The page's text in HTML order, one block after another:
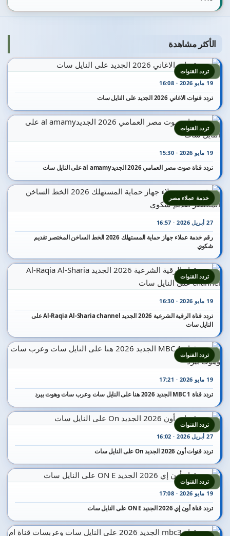
الأكثر مشاهدة
1
19 مايو 2026 · 16:08
تردد قنوات الاغاني 2026 الجديد على النايل سات
تردد القنوات
2
19 مايو 2026 · 15:30
تردد قناة صوت مصر العمامي 2026 الجديدal amamy على النايل سات
تردد القنوات
3
27 أبريل 2026 · 16:57
رقم خدمة عملاء جهاز حماية المستهلك 2026 الخط الساخن المختصر تقديم
شكوي
خدمة عملاء مصر
4
19 مايو 2026 · 16:30
تردد قناة الرقية الشرعية 2026 الجديد Al-Raqia Al-Sharia channel على
النايل سات
تردد القنوات
5
19 مايو 2026 · 17:21
تردد قناة MBC 1 الجديد 2026 هنا على النايل سات وعرب سات وهوت بيرد
تردد القنوات
6
27 أبريل 2026 · 16:02
تردد قنوات أون 2026 الجديد On على النايل سات
تردد القنوات
7
19 مايو 2026 · 17:08
تردد قناة أون إي 2026 الجديد ON E على النايل سات
تردد القنوات